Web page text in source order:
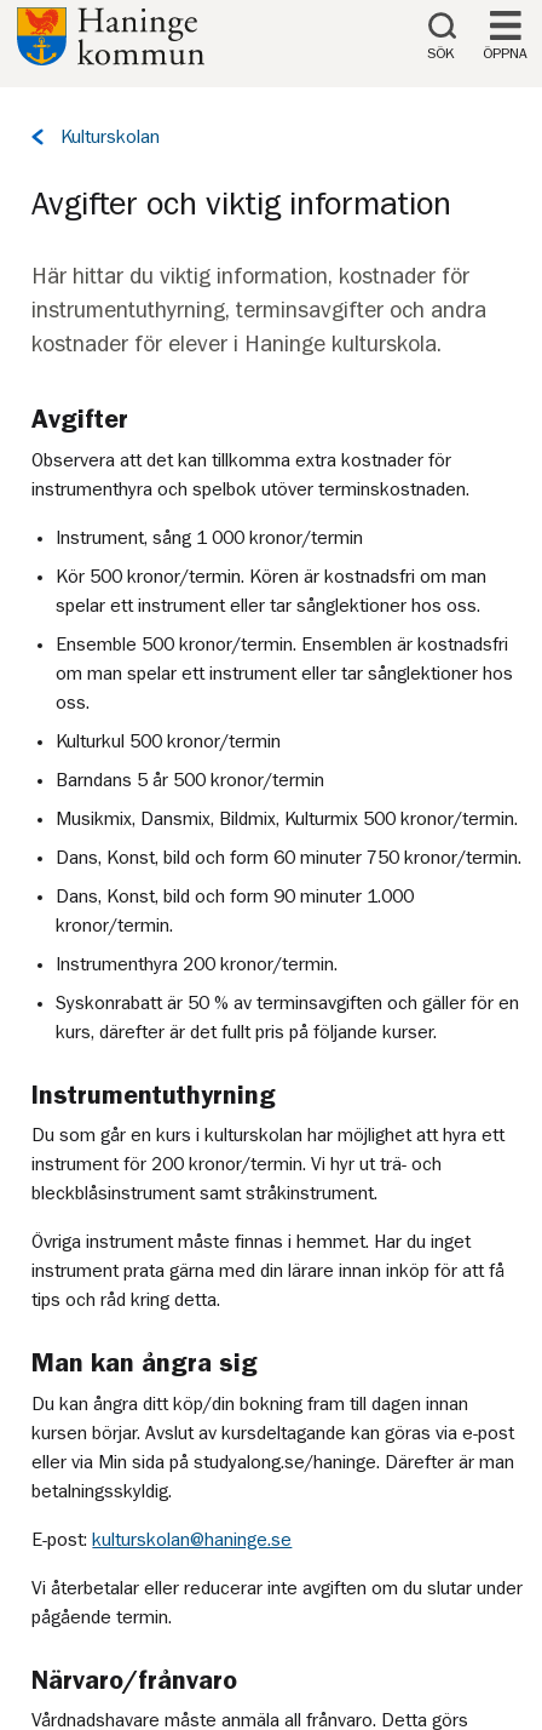
Till innehåll på sidan
SÖK ÖPPNA
Tillbaka
Kulturskolan
Avgifter och viktig information
Här hittar du viktig information, kostnader för
instrumentuthyrning, terminsavgifter och andra
kostnader för elever i Haninge kulturskola.
Avgifter
Observera att det kan tillkomma extra kostnader för
instrumenthyra och spelbok utöver terminskostnaden.
Instrument, sång 1 000 kronor/termin
Kör 500 kronor/termin. Kören är kostnadsfri om man
spelar ett instrument eller tar sånglektioner hos oss.
Ensemble 500 kronor/termin. Ensemblen är kostnadsfri
om man spelar ett instrument eller tar sånglektioner hos
oss.
Kulturkul 500 kronor/termin
Barndans 5 år 500 kronor/termin
Musikmix, Dansmix, Bildmix, Kulturmix 500 kronor/termin.
Dans, Konst, bild och form 60 minuter 750 kronor/termin.
Dans, Konst, bild och form 90 minuter 1.000
kronor/termin.
Instrumenthyra 200 kronor/termin.
Syskonrabatt är 50 % av terminsavgiften och gäller för en
kurs, därefter är det fullt pris på följande kurser.
Instrumentuthyrning
Du som går en kurs i kulturskolan har möjlighet att hyra ett
instrument för 200 kronor/termin. Vi hyr ut trä- och
bleckblåsinstrument samt stråkinstrument.
Övriga instrument måste finnas i hemmet. Har du inget
instrument prata gärna med din lärare innan inköp för att få
tips och råd kring detta.
Man kan ångra sig
Du kan ångra ditt köp/din bokning fram till dagen innan
kursen börjar. Avslut av kursdeltagande kan göras via e-post
eller via Min sida på studyalong.se/haninge. Därefter är man
betalningsskyldig.
E-post:kulturskolan@haninge.se
Vi återbetalar eller reducerar inte avgiften om du slutar under
pågående termin.
Närvaro/frånvaro
Vårdnadshavare måste anmäla all frånvaro. Detta görs